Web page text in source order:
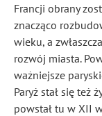
Francji obrany
znacząco
wieku, a
rozwój miasta.
ważniejsze
Paryż stał się też
powstał tu w XII